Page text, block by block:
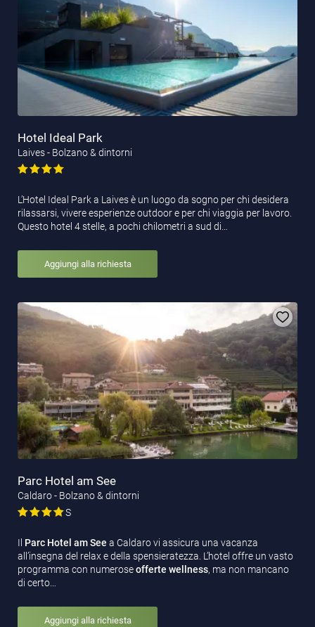
Hotel Ideal Park
Laives - Bolzano & dintorni
L’Hotel Ideal Park a Laives è un luogo da sogno per chi desidera
rilassarsi, vivere esperienze outdoor e per chi viaggia per lavoro.
Questo hotel 4 stelle, a pochi chilometri a sud di…
Aggiungi alla richiesta
Parc Hotel am See
Caldaro - Bolzano & dintorni
S
Il Parc Hotel am See a Caldaro vi assicura una vacanza
all’insegna del relax e della spensieratezza. L’hotel offre un vasto
programma con numeroseofferte wellness, ma non mancano
di certo…
Aggiungi alla richiesta